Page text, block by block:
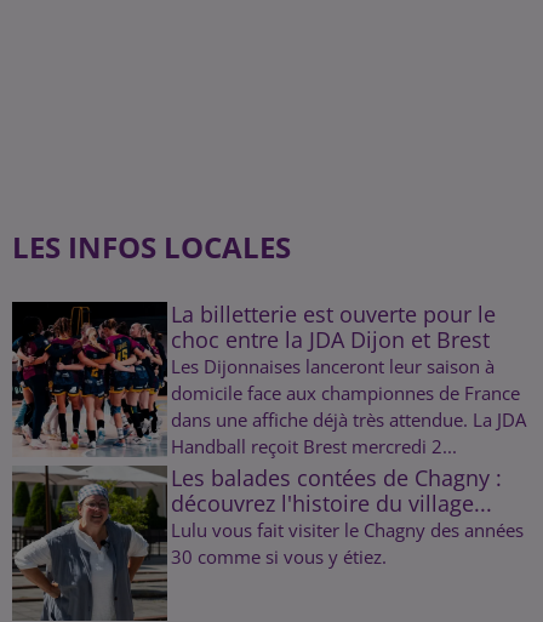
LES INFOS LOCALES
La billetterie est ouverte pour le
choc entre la JDA Dijon et Brest
Les Dijonnaises lanceront leur saison à
domicile face aux championnes de France
dans une affiche déjà très attendue. La JDA
Handball reçoit Brest mercredi 2...
Les balades contées de Chagny :
découvrez l'histoire du village...
Lulu vous fait visiter le Chagny des années
30 comme si vous y étiez.